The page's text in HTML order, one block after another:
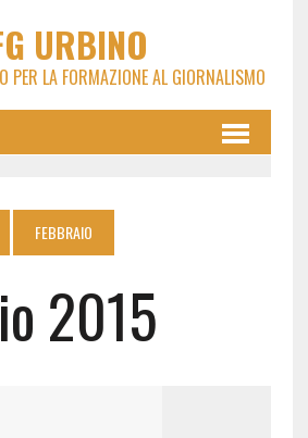
URBINO
PER LA FORMAZIONE AL GIORNALISMO
FEBBRAIO
2015